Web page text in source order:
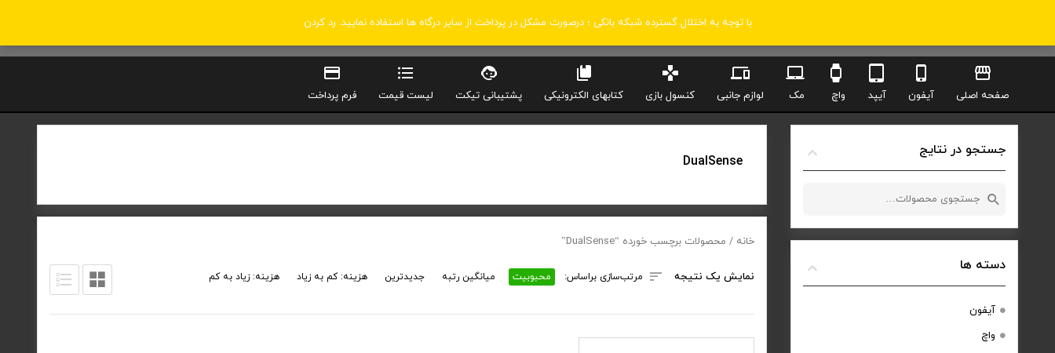
با توجه به اختلال گسترده شبکه بانکی ؛ درصورت مشکل در پرداخت از سایر درگاه ها استفاده نمایید. رد کردن
صفحه اصلی آیفون آیپد واچ مک لوازم جانبی کنسول بازی کتابهای الکترونیکی پشتیبانی تیکت لیست قیمت فرم پرداخت
DualSense
خانه / محصولات برچسب خورده “DualSense”
نمایش یک نتیجه مرتب‌سازی براساس: محبوبیت میانگین رتبه جدیدترین هزینه: کم به زیاد هزینه: زیاد به کم
جستجو در نتایج
جستجو
دسته ها
آیفون
واچ